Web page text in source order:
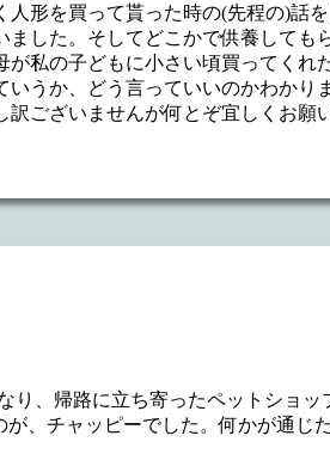
形を買って貰った時の(先程の)話
した。そしてどこかで供養しても
私の子どもに小さい頃買ってくれ
うか、どう言っていいのかわかり
ございませんが何とぞ宜しくお願
り、帰路に立ち寄ったペットショ
、チャッピーでした。何かが通じ